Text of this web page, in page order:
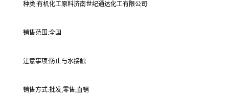
种类:有机化工原料济南世纪通达化工有限公司
销售范围:全国
注意事项:防止与水接触
销售方式:批发;零售;直销